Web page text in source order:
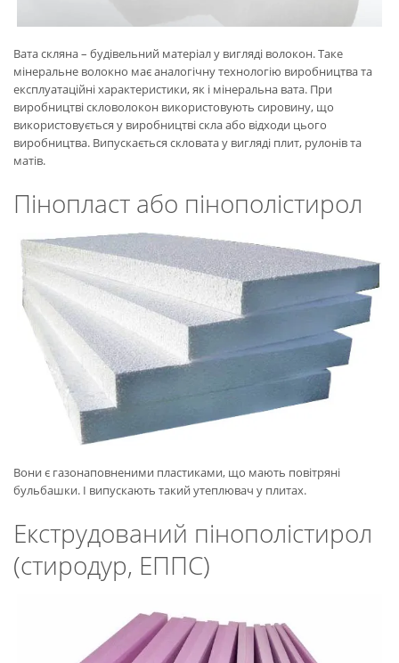
Вата скляна – будівельний матеріал у вигляді волокон. Таке
мінеральне волокно має аналогічну технологію виробництва та
експлуатаційні характеристики, як і мінеральна вата. При
виробництві скловолокон використовують сировину, що
використовується у виробництві скла або відходи цього
виробництва. Випускається скловата у вигляді плит, рулонів та
матів.
Пінопласт або пінополістирол
Вони є газонаповненими пластиками, що мають повітряні
бульбашки. І випускають такий утеплювач у плитах.
Екструдований пінополістирол
(стиродур, ЕППС)